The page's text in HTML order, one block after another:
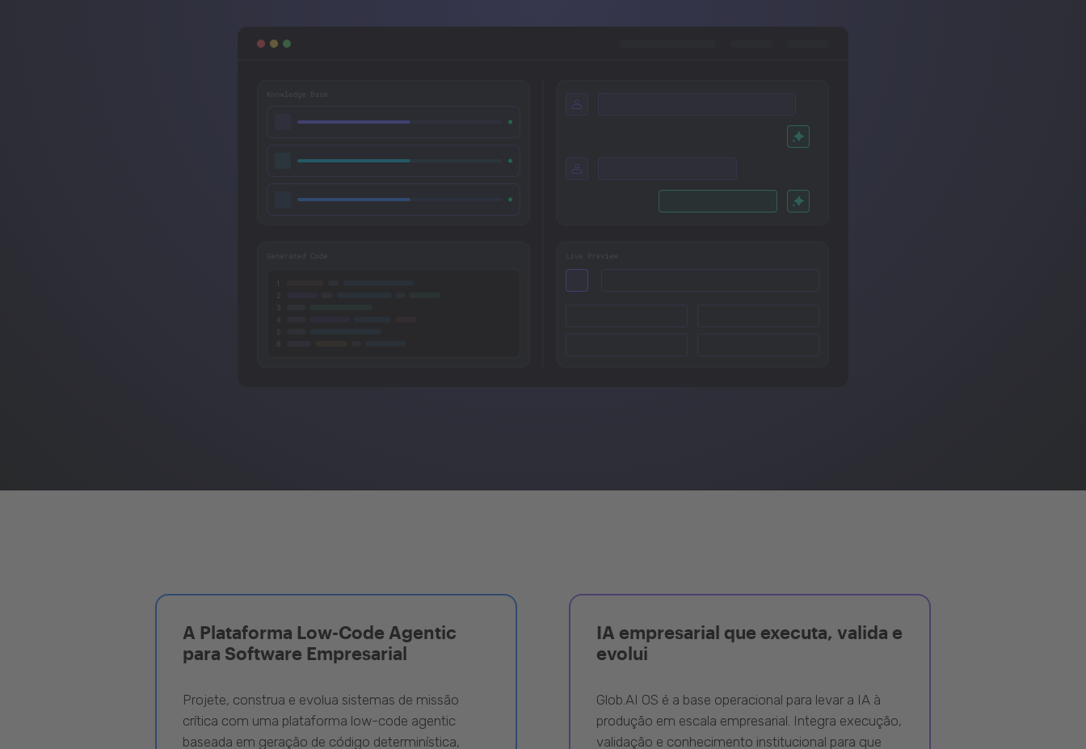
A Plataforma Low-Code Agentic
para Software Empresarial
Projete, construa e evolua sistemas de missão
crítica com uma plataforma low-code agentic
baseada em geração de código determinística,
IA empresarial que executa, valida e
evolui
Glob.AI OS é a base operacional para levar a IA à
produção em escala empresarial. Integra execução,
validação e conhecimento institucional para que